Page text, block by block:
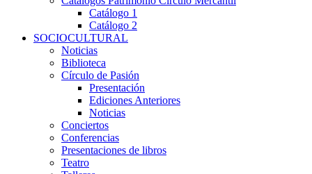
Catálogo 1
Catálogo 2
SOCIOCULTURAL
Noticias
Biblioteca
Círculo de Pasión
Presentación
Ediciones Anteriores
Noticias
Conciertos
Conferencias
Presentaciones de libros
Teatro